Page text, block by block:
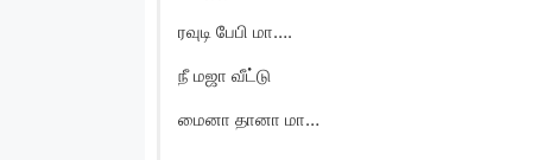
ரவுடி பேபி மா….
நீ மஜா வீட்டு
மைனா தானா மா…